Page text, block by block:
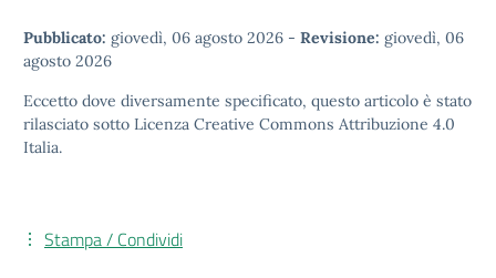
Pubblicato: giovedì, 06 agosto 2026 - Revisione: giovedì, 06
agosto 2026
Eccetto dove diversamente specificato, questo articolo è stato
rilasciato sotto Licenza Creative Commons Attribuzione 4.0
Italia.
Stampa / Condividi